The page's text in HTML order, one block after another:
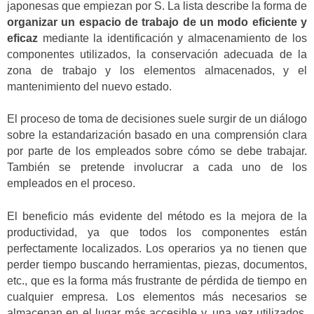
japonesas que empiezan por S. La lista describe la forma de
organizar un espacio de trabajo de un modo eficiente y
eficaz mediante la identificación y almacenamiento de los
componentes utilizados, la conservación adecuada de la
zona de trabajo y los elementos almacenados, y el
mantenimiento del nuevo estado.
El proceso de toma de decisiones suele surgir de un diálogo
sobre la estandarización basado en una comprensión clara
por parte de los empleados sobre cómo se debe trabajar.
También se pretende involucrar a cada uno de los
empleados en el proceso.
El beneficio más evidente del método es la mejora de la
productividad, ya que todos los componentes están
perfectamente localizados. Los operarios ya no tienen que
perder tiempo buscando herramientas, piezas, documentos,
etc., que es la forma más frustrante de pérdida de tiempo en
cualquier empresa. Los elementos más necesarios se